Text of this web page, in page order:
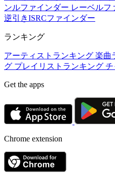
ンルファインダー レーベルフ
逆引きISRCファインダー
ランキング
アーティストランキング 楽曲
グ プレイリストランキング チ
Get the apps
Chrome extension